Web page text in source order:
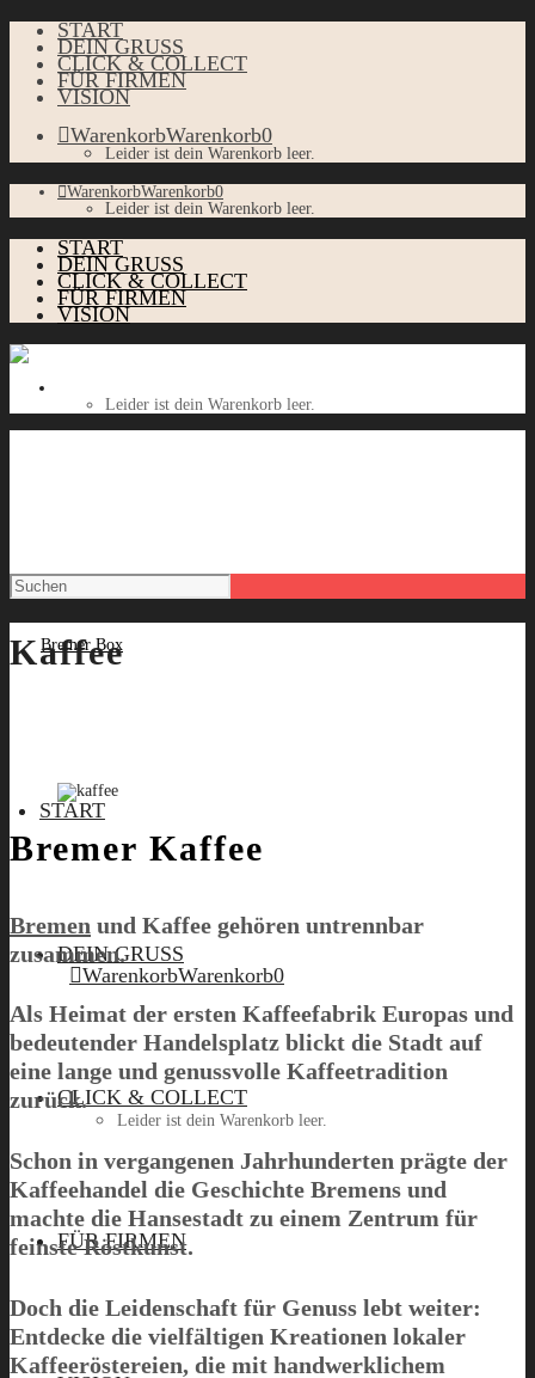
START
DEIN GRUSS
CLICK & COLLECT
FÜR FIRMEN
VISION
WarenkorbWarenkorb0
Leider ist dein Warenkorb leer.
WarenkorbWarenkorb0
Leider ist dein Warenkorb leer.
START
DEIN GRUSS
CLICK & COLLECT
FÜR FIRMEN
VISION
Leider ist dein Warenkorb leer.
START
DEIN GRUSS
CLICK & COLLECT
FÜR FIRMEN
WarenkorbWarenkorb0
Leider ist dein Warenkorb leer.
Menü
Kaffee
Bremer Kaffee
Bremen und Kaffee gehören untrennbar
zusammen.
Als Heimat der ersten Kaffeefabrik Europas und
bedeutender Handelsplatz blickt die Stadt auf
eine lange und genussvolle Kaffeetradition
zurück.
Schon in vergangenen Jahrhunderten prägte der
Kaffeehandel die Geschichte Bremens und
machte die Hansestadt zu einem Zentrum für
feinste Röstkunst.
Doch die Leidenschaft für Genuss lebt weiter:
Entdecke die vielfältigen Kreationen lokaler
Kaffeeröstereien, die mit handwerklichem